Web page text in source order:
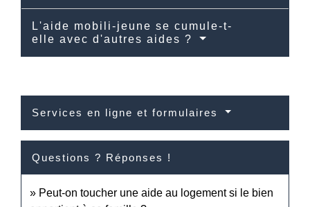
L'aide mobili-jeune se cumule-t-
elle avec d'autres aides ?
Services en ligne et formulaires
Questions ? Réponses !
Peut-on toucher une aide au logement si le bien